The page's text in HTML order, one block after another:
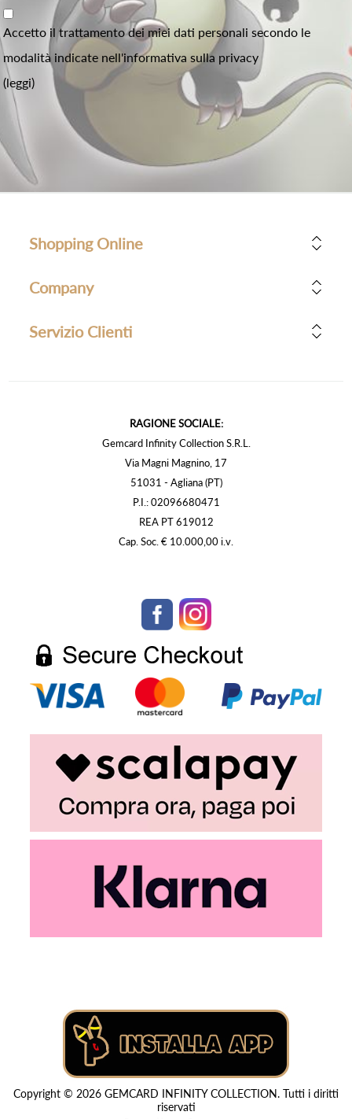
Accetto il trattamento dei miei dati personali secondo le
modalità indicate nell'informativa sulla privacy
(leggi)
Shopping Online
Company
Servizio Clienti
RAGIONE SOCIALE:
Gemcard Infinity Collection S.R.L.
Via Magni Magnino, 17
51031 - Agliana (PT)
P.I.: 02096680471
REA PT 619012
Cap. Soc. € 10.000,00 i.v.
Copyright © 2026 GEMCARD INFINITY COLLECTION. Tutti i diritti
riservati